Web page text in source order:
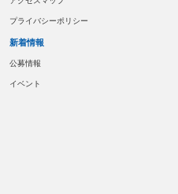
プライバシーポリシー
新着情報
公募情報
イベント